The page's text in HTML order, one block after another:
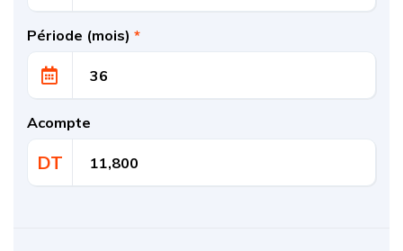
Période (mois) *
Acompte
DT